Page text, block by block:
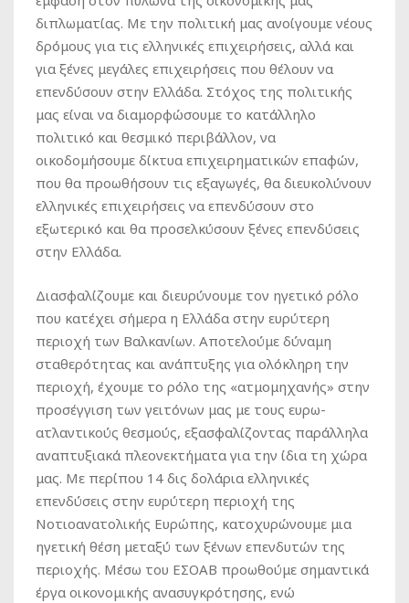
διπλωματίας. Με την πολιτική μας ανοίγουμε νέους
δρόμους για τις ελληνικές επιχειρήσεις, αλλά και
για ξένες μεγάλες επιχειρήσεις που θέλουν να
επενδύσουν στην Ελλάδα. Στόχος της πολιτικής
μας είναι να διαμορφώσουμε το κατάλληλο
πολιτικό και θεσμικό περιβάλλον, να
οικοδομήσουμε δίκτυα επιχειρηματικών επαφών,
που θα προωθήσουν τις εξαγωγές, θα διευκολύνουν
ελληνικές επιχειρήσεις να επενδύσουν στο
εξωτερικό και θα προσελκύσουν ξένες επενδύσεις
στην Ελλάδα.
Διασφαλίζουμε και διευρύνουμε τον ηγετικό ρόλο
που κατέχει σήμερα η Ελλάδα στην ευρύτερη
περιοχή των Βαλκανίων. Αποτελούμε δύναμη
σταθερότητας και ανάπτυξης για ολόκληρη την
περιοχή, έχουμε το ρόλο της «ατμομηχανής» στην
προσέγγιση των γειτόνων μας με τους ευρω-
ατλαντικούς θεσμούς, εξασφαλίζοντας παράλληλα
αναπτυξιακά πλεονεκτήματα για την ίδια τη χώρα
μας. Με περίπου 14 δις δολάρια ελληνικές
επενδύσεις στην ευρύτερη περιοχή της
Νοτιοανατολικής Ευρώπης, κατοχυρώνουμε μια
ηγετική θέση μεταξύ των ξένων επενδυτών της
περιοχής. Μέσω του ΕΣΟΑΒ προωθούμε σημαντικά
έργα οικονομικής ανασυγκρότησης, ενώ